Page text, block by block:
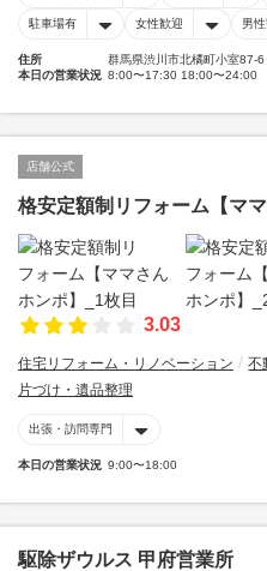
駐車場有 女性歓迎 男
住所
群馬県渋川市北橘町小室87-6
本日の営業状況 8:00〜17:30 18:00〜24:00
店舗公式
格安定額制リフォーム【ママ
3.03
住宅リフォーム・リノベーション 不
片づけ・遺品整理
出張・訪問専門
本日の営業状況 9:00〜18:00
駆除ザウルス 甲府営業所